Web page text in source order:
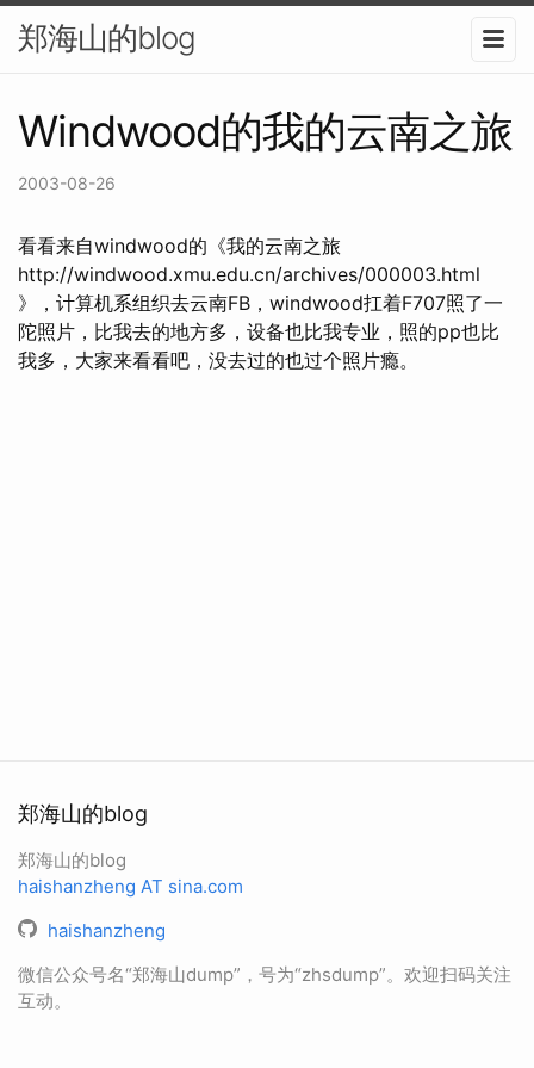
郑海山的blog
Windwood的我的云南之旅
2003-08-26
看看来自windwood的《我的云南之旅
http://windwood.xmu.edu.cn/archives/000003.html
》，计算机系组织去云南FB，windwood扛着F707照了一
陀照片，比我去的地方多，设备也比我专业，照的pp也比
我多，大家来看看吧，没去过的也过个照片瘾。
郑海山的blog
郑海山的blog
haishanzheng AT sina.com
haishanzheng
微信公众号名“郑海山dump”，号为“zhsdump”。欢迎扫码关注
互动。